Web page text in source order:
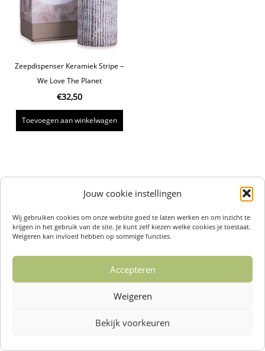
Jouw cookie instellingen
Wij gebruiken cookies om onze website goed te laten werken en om inzicht te
krijgen in het gebruik van de site. Je kunt zelf kiezen welke cookies je toestaat.
Weigeren kan invloed hebben op sommige functies.
Accepteren
Weigeren
Bekijk voorkeuren
Zeepdispenser Keramiek Stripe –
We Love The Planet
€32,50
Toevoegen aan winkelwagen